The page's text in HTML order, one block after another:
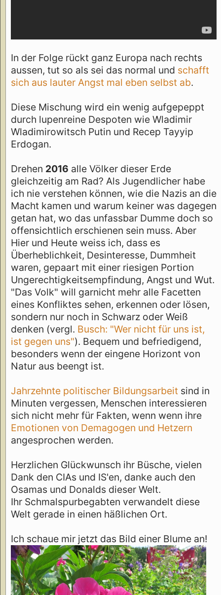
In der Folge rückt ganz Europa nach rechts
aussen, tut so als sei das normal und schafft
sich aus lauter Angst mal eben selbst ab.
Diese Mischung wird ein wenig aufgepeppt
durch lupenreine Despoten wie Wladimir
Wladimirowitsch Putin und Recep Tayyip
Erdogan.
Drehen 2016 alle Völker dieser Erde
gleichzeitig am Rad? Als Jugendlicher habe
ich nie verstehen können, wie die Nazis an die
Macht kamen und warum keiner was dagegen
getan hat, wo das unfassbar Dumme doch so
offensichtlich erschienen sein muss. Aber
Hier und Heute weiss ich, dass es
Überheblichkeit, Desinteresse, Dummheit
waren, gepaart mit einer riesigen Portion
Ungerechtigkeitsempfindung, Angst und Wut.
"Das Volk" will garnicht mehr alle Facetten
eines Konfliktes sehen, erkennen oder lösen,
sondern nur noch in Schwarz oder Weiß
denken (vergl. Busch: "Wer nicht für uns ist,
ist gegen uns"). Bequem und befriedigend,
besonders wenn der eingene Horizont von
Natur aus beengt ist.
Jahrzehnte politischer Bildungsarbeit sind in
Minuten vergessen, Menschen interessieren
sich nicht mehr für Fakten, wenn wenn ihre
Emotionen von Demagogen und Hetzern
angesprochen werden.
Herzlichen Glückwunsch ihr Büsche, vielen
Dank den CIAs und IS'en, danke auch den
Osamas und Donalds dieser Welt.
Ihr Schmalspurbegabten verwandelt diese
Welt gerade in einen häßlichen Ort.
Ich schaue mir jetzt das Bild einer Blume an!